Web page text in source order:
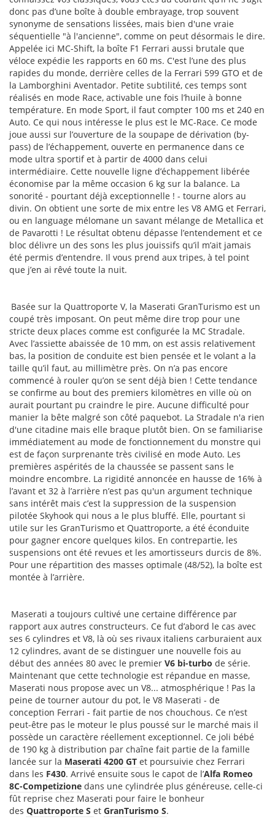
donc pas d’une boîte à double embrayage, trop souvent
synonyme de sensations lissées, mais bien d'une vraie
séquentielle "à l'ancienne", comme on peut désormais le dire.
Appelée ici MC-Shift, la boîte F1 Ferrari aussi brutale que
véloce expédie les rapports en 60 ms. C'est l’une des plus
rapides du monde, derrière celles de la Ferrari 599 GTO et de
la Lamborghini Aventador. Petite subtilité, ces temps sont
réalisés en mode Race, activable une fois l’huile à bonne
température. En mode Sport, il faut compter 100 ms et 240 en
Auto. Ce qui nous intéresse le plus est le MC-Race. Ce mode
joue aussi sur l’ouverture de la soupape de dérivation (by-
pass) de l’échappement, ouverte en permanence dans ce
mode ultra sportif et à partir de 4000 dans celui
intermédiaire. Cette nouvelle ligne d’échappement libérée
économise par la même occasion 6 kg sur la balance. La
sonorité - pourtant déjà exceptionnelle ! - tourne alors au
divin. On obtient une sorte de mix entre les V8 AMG et Ferrari,
ou en language mélomane un savant mélange de Metallica et
de Pavarotti ! Le résultat obtenu dépasse l’entendement et ce
bloc délivre un des sons les plus jouissifs qu’il m’ait jamais
été permis d’entendre. Il vous prend aux tripes, à tel point
que j’en ai rêvé toute la nuit.
Basée sur la Quattroporte V, la Maserati GranTurismo est un
coupé très imposant. On peut même dire trop pour une
stricte deux places comme est configurée la MC Stradale.
Avec l’assiette abaissée de 10 mm, on est assis relativement
bas, la position de conduite est bien pensée et le volant a la
taille qu’il faut, au millimètre près. On n’a pas encore
commencé à rouler qu’on se sent déjà bien ! Cette tendance
se confirme au bout des premiers kilomètres en ville où on
aurait pourtant pu craindre le pire. Aucune difficulté pour
manier la bête malgré son côté paquebot. La Stradale n'a rien
d'une citadine mais elle braque plutôt bien. On se familiarise
immédiatement au mode de fonctionnement du monstre qui
est de façon surprenante très civilisé en mode Auto. Les
premières aspérités de la chaussée se passent sans le
moindre encombre. La rigidité annoncée en hausse de 16% à
l’avant et 32 à l’arrière n’est pas qu'un argument technique
sans intérêt mais c’est la suppression de la suspension
pilotée Skyhook qui nous a le plus bluffé. Elle, pourtant si
utile sur les GranTurismo et Quattroporte, a été éconduite
pour gagner encore quelques kilos. En contrepartie, les
suspensions ont été revues et les amortisseurs durcis de 8%.
Pour une répartition des masses optimale (48/52), la boîte est
montée à l’arrière.
Maserati a toujours cultivé une certaine différence par
rapport aux autres constructeurs. Ce fut d’abord le cas avec
ses 6 cylindres et V8, là où ses rivaux italiens carburaient aux
12 cylindres, avant de se distinguer une nouvelle fois au
début des années 80 avec le premier V6 bi-turbo de série.
Maintenant que cette technologie est répandue en masse,
Maserati nous propose avec un V8... atmosphérique ! Pas la
peine de tourner autour du pot, le V8 Maserati - de
conception Ferrari - fait partie de nos chouchous. Ce n’est
peut-être pas le moteur le plus poussé sur le marché mais il
possède un caractère réellement exceptionnel. Ce joli bébé
de 190 kg à distribution par chaîne fait partie de la famille
lancée sur la Maserati 4200 GT et poursuivie chez Ferrari
dans les F430. Arrivé ensuite sous le capot de l’Alfa Romeo
8C-Competizione dans une cylindrée plus généreuse, celle-ci
fût reprise chez Maserati pour faire le bonheur
des Quattroporte S et GranTurismo S.